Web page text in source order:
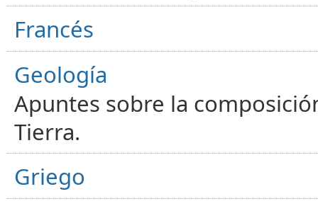
Francés
Geología
Apuntes sobre la
Tierra.
Griego